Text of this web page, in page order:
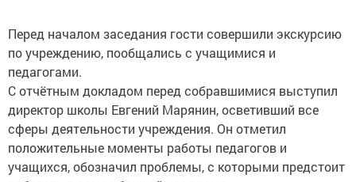
Перед началом заседания гости совершили экскурсию
по учреждению, пообщались с учащимися и
педагогами.
С отчётным докладом перед собравшимися выступил
директор школы Евгений Марянин, осветивший все
сферы деятельности учреждения. Он отметил
положительные моменты работы педагогов и
учащихся, обозначил проблемы, с которыми предстоит